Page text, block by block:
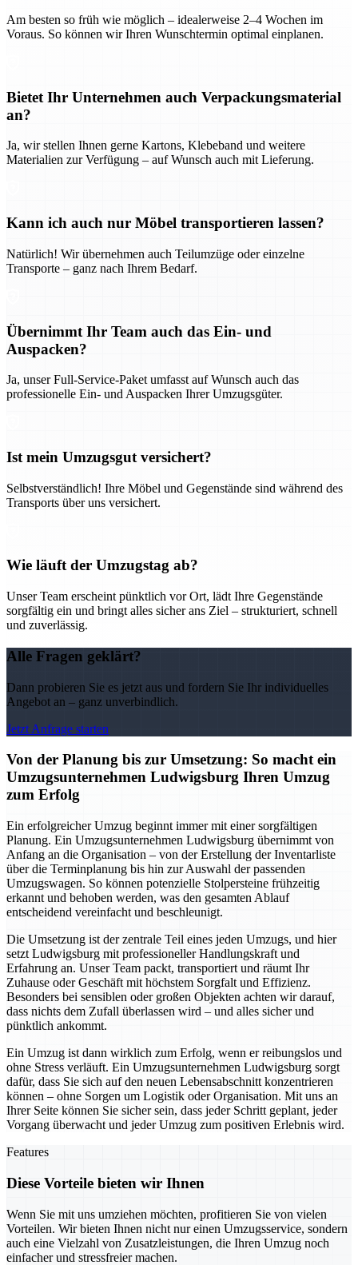
Am besten so früh wie möglich – idealerweise 2–4 Wochen im
Voraus. So können wir Ihren Wunschtermin optimal einplanen.
Bietet Ihr Unternehmen auch Verpackungsmaterial
an?
Ja, wir stellen Ihnen gerne Kartons, Klebeband und weitere
Materialien zur Verfügung – auf Wunsch auch mit Lieferung.
Kann ich auch nur Möbel transportieren lassen?
Natürlich! Wir übernehmen auch Teilumzüge oder einzelne
Transporte – ganz nach Ihrem Bedarf.
Übernimmt Ihr Team auch das Ein- und
Auspacken?
Ja, unser Full-Service-Paket umfasst auf Wunsch auch das
professionelle Ein- und Auspacken Ihrer Umzugsgüter.
Ist mein Umzugsgut versichert?
Selbstverständlich! Ihre Möbel und Gegenstände sind während des
Transports über uns versichert.
Wie läuft der Umzugstag ab?
Unser Team erscheint pünktlich vor Ort, lädt Ihre Gegenstände
sorgfältig ein und bringt alles sicher ans Ziel – strukturiert, schnell
und zuverlässig.
Alle Fragen geklärt?
Dann probieren Sie es jetzt aus und fordern Sie Ihr individuelles
Angebot an – ganz unverbindlich.
Jetzt Anfrage starten
Von der Planung bis zur Umsetzung: So macht ein
Umzugsunternehmen Ludwigsburg Ihren Umzug
zum Erfolg
Ein erfolgreicher Umzug beginnt immer mit einer sorgfältigen
Planung. Ein Umzugsunternehmen Ludwigsburg übernimmt von
Anfang an die Organisation – von der Erstellung der Inventarliste
über die Terminplanung bis hin zur Auswahl der passenden
Umzugswagen. So können potenzielle Stolpersteine frühzeitig
erkannt und behoben werden, was den gesamten Ablauf
entscheidend vereinfacht und beschleunigt.
Die Umsetzung ist der zentrale Teil eines jeden Umzugs, und hier
setzt Ludwigsburg mit professioneller Handlungskraft und
Erfahrung an. Unser Team packt, transportiert und räumt Ihr
Zuhause oder Geschäft mit höchstem Sorgfalt und Effizienz.
Besonders bei sensiblen oder großen Objekten achten wir darauf,
dass nichts dem Zufall überlassen wird – und alles sicher und
pünktlich ankommt.
Ein Umzug ist dann wirklich zum Erfolg, wenn er reibungslos und
ohne Stress verläuft. Ein Umzugsunternehmen Ludwigsburg sorgt
dafür, dass Sie sich auf den neuen Lebensabschnitt konzentrieren
können – ohne Sorgen um Logistik oder Organisation. Mit uns an
Ihrer Seite können Sie sicher sein, dass jeder Schritt geplant, jeder
Vorgang überwacht und jeder Umzug zum positiven Erlebnis wird.
Features
Diese Vorteile bieten wir Ihnen
Wenn Sie mit uns umziehen möchten, profitieren Sie von vielen
Vorteilen. Wir bieten Ihnen nicht nur einen Umzugsservice, sondern
auch eine Vielzahl von Zusatzleistungen, die Ihren Umzug noch
einfacher und stressfreier machen.